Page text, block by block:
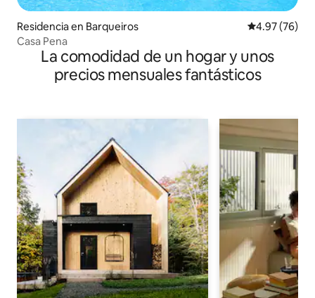
Residencia en Barqueiros Calificación
4.97 (76)
Casa Pena
La comodidad de un hogar y unos
precios mensuales fantásticos